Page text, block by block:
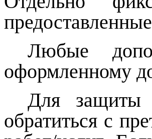
Любые
оформленному
Для защиты
обратиться с